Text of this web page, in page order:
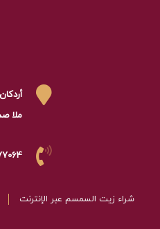
ملا
- 02186053608
شراء زيت السمسم عبر الإنترنت